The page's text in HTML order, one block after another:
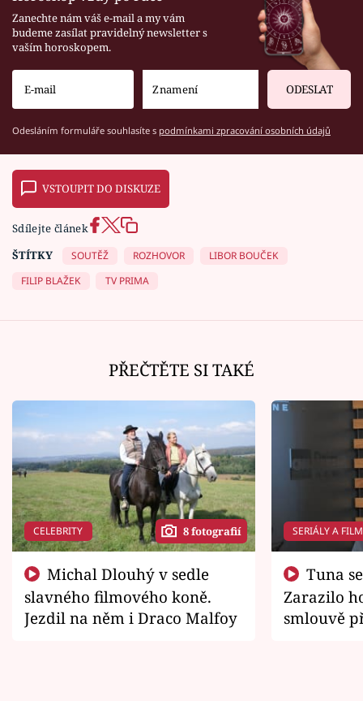
Zanechte nám váš e-mail a my vám
budeme zasílat pravidelný newsletter s
vaším horoskopem.
ODESLAT
Odesláním formuláře souhlasíte s podmínkami zpracování osobních údajů
VSTOUPIT DO DISKUZE
Sdílejte článek
ŠTÍTKY
SOUTĚŽ ROZHOVOR
LIBOR BOUČEK
FILIP BLAŽEK
TV PRIMA
PŘEČTĚTE SI TAKÉ
CELEBRITY 8 fotografií
slavného filmového koně.
Jezdil na něm i Draco Malfoy
SERIÁLY A
Zarazilo
smlouvě